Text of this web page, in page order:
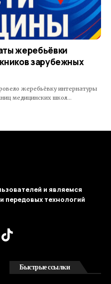
жеребьёвки
зарубежных
жеребьёвку интернатуры
медицинских школ…
и являемся
передовых технологий
Быстрые ссылки